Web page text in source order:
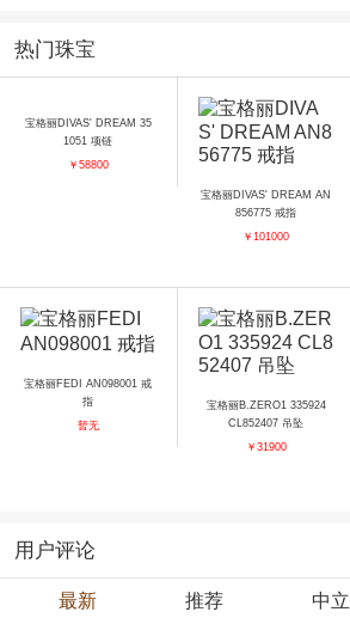
热门珠宝
宝格丽DIVAS' DREAM 35
1051 项链
￥58800
宝格丽DIVAS' DREAM AN
856775 戒指
￥101000
宝格丽FEDI AN098001 戒
指
暂无
宝格丽B.ZERO1 335924
CL852407 吊坠
￥31900
用户评论
最新 推荐 中立